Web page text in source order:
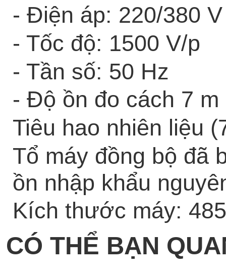
- Điện áp: 220/380 V
- Tốc độ: 1500 V/p
- Tần số: 50 Hz
- Độ ồn đo cách 7 m
Tiêu hao nhiên liệu
Tổ máy đồng bộ đã
ồn nhập khẩu
Kích thước máy:
CÓ THỂ BẠN